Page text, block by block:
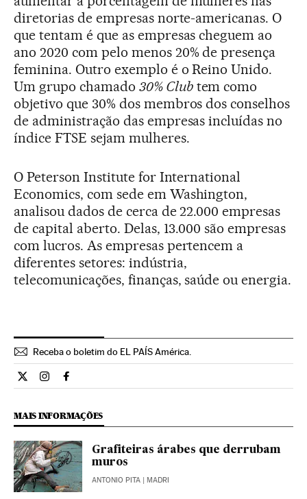
diretorias de empresas norte-americanas. O
que tentam é que as empresas cheguem ao
ano 2020 com pelo menos 20% de presença
feminina. Outro exemplo é o Reino Unido.
Um grupo chamado 30% Clubtem como
objetivo que 30% dos membros dos conselhos
de administração das empresas incluídas no
índice FTSE sejam mulheres.
O Peterson Institute for International
Economics, com sede em Washington,
analisou dados de cerca de 22.000 empresas
de capital aberto. Delas, 13.000 são empresas
com lucros. As empresas pertencem a
diferentes setores: indústria,
telecomunicações, finanças, saúde ou energia.
Receba o boletim do EL PAÍS América.
Economia El País Brasil en Twitter
Economia El País Brasil en Instagram
Economia El País Brasil en Facebook
MAIS INFORMAÇÕES
Grafiteiras árabes que derrubam
muros
ANTONIO PITA | MADRI